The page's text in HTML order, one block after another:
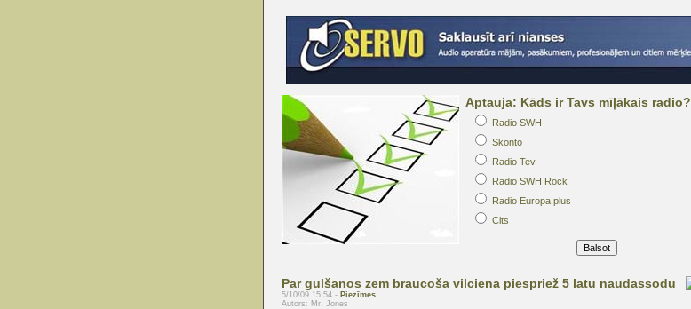
Aptauja: Kāds ir Tavs mīļākais radio?
Radio SWH
Skonto
Radio Tev
Radio SWH Rock
Radio Europa plus
Cits
Par gulšanos zem braucoša vilciena piespriež 5 latu naudassodu
5/10/09 15:54 - Piezīmes
Autors: Mr. Jones